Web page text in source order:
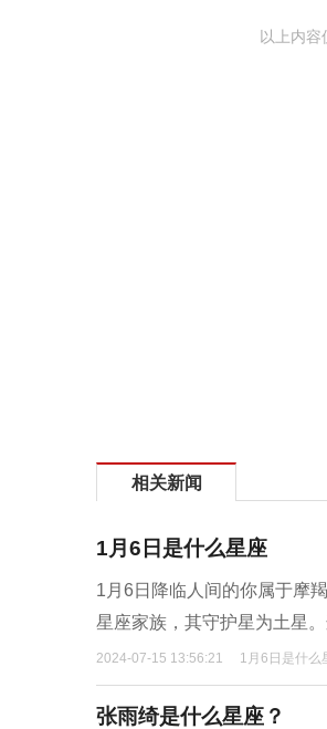
以上内
相关新闻
1月6日是什么星座
1月6日降临人间的你属于摩
星座家族，其守护星为土星
2024-07-15 13:56:21 1月6日是什么
张雨绮是什么星座？